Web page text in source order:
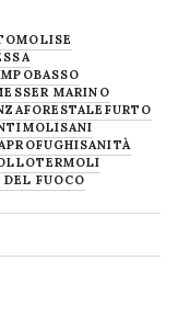
MARINO
FORESTALE FURTO
MOLISANI
PROFUGHISANITÀ
TERMOLI
FUOCO